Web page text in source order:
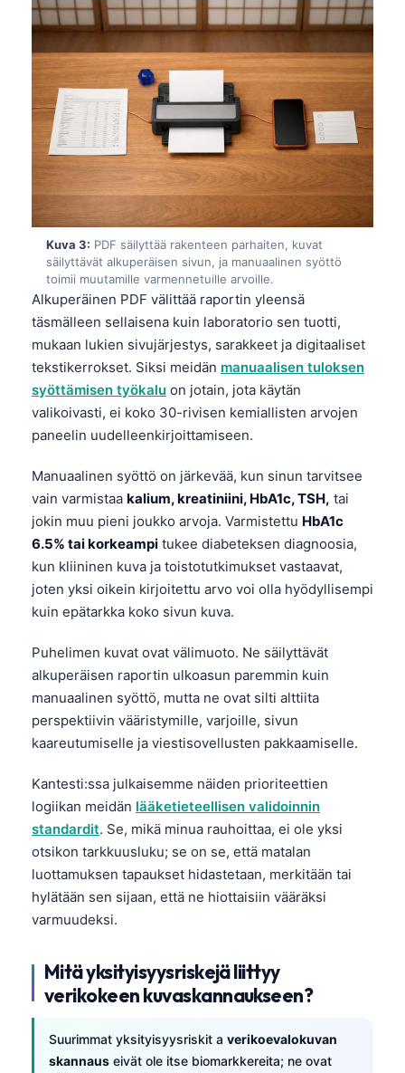
Kuva 3: PDF säilyttää rakenteen parhaiten, kuvat
säilyttävät alkuperäisen sivun, ja manuaalinen syöttö
toimii muutamille varmennetuille arvoille.
Alkuperäinen PDF välittää raportin yleensä
täsmälleen sellaisena kuin laboratorio sen tuotti,
mukaan lukien sivujärjestys, sarakkeet ja digitaaliset
tekstikerrokset. Siksi meidän manuaalisen tuloksen
syöttämisen työkalu on jotain, jota käytän
valikoivasti, ei koko 30-rivisen kemiallisten arvojen
paneelin uudelleenkirjoittamiseen.
Manuaalinen syöttö on järkevää, kun sinun tarvitsee
vain varmistaa kalium, kreatiniini, HbA1c, TSH, tai
jokin muu pieni joukko arvoja. Varmistettu HbA1c
6.5% tai korkeampi tukee diabeteksen diagnoosia,
kun kliininen kuva ja toistotutkimukset vastaavat,
joten yksi oikein kirjoitettu arvo voi olla hyödyllisempi
kuin epätarkka koko sivun kuva.
Puhelimen kuvat ovat välimuoto. Ne säilyttävät
alkuperäisen raportin ulkoasun paremmin kuin
manuaalinen syöttö, mutta ne ovat silti alttiita
perspektiivin vääristymille, varjoille, sivun
kaareutumiselle ja viestisovellusten pakkaamiselle.
Kantesti:ssa julkaisemme näiden prioriteettien
logiikan meidän lääketieteellisen validoinnin
standardit. Se, mikä minua rauhoittaa, ei ole yksi
otsikon tarkkuusluku; se on se, että matalan
luottamuksen tapaukset hidastetaan, merkitään tai
hylätään sen sijaan, että ne hiottaisiin vääräksi
varmuudeksi.
Mitä yksityisyysriskejä liittyy
verikokeen kuvaskannaukseen?
Suurimmat yksityisyysriskit a verikoevalokuvan
skannaus eivät ole itse biomarkkereita; ne ovat